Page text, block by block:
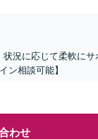
状況に応じて柔軟にサ
ン相談可能】
わせ